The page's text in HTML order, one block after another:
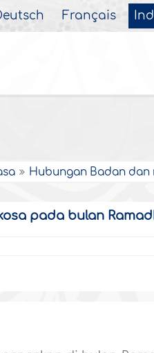
Français
Hubungan Badan dan
pada bulan